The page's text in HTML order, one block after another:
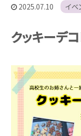
2025.07.10 イベ
クッキーデ